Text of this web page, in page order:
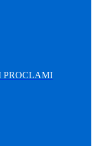
PROCLAMI